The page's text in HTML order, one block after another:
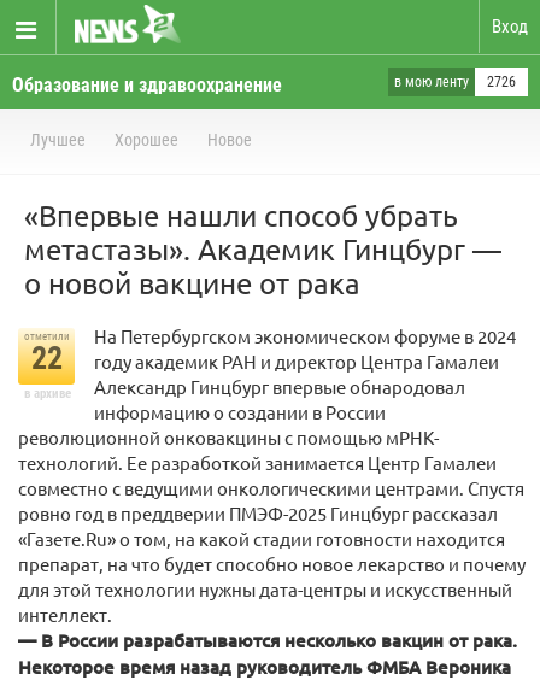
Вход
Образование и здравоохранение в мою ленту 2726
Лучшее Хорошее Новое
«Впервые нашли способ убрать
метастазы». Академик Гинцбург —
о новой вакцине от рака
отметили
22
в архиве
На Петербургском экономическом форуме в 2024
году академик РАН и директор Центра Гамалеи
Александр Гинцбург впервые обнародовал
информацию о создании в России
революционной онковакцины с помощью мРНК-
технологий. Ее разработкой занимается Центр Гамалеи
совместно с ведущими онкологическими центрами. Спустя
ровно год в преддверии ПМЭФ-2025 Гинцбург рассказал
«Газете.Ru» о том, на какой стадии готовности находится
препарат, на что будет способно новое лекарство и почему
для этой технологии нужны дата-центры и искусственный
интеллект.
— В России разрабатываются несколько вакцин от рака.
Некоторое время назад руководитель ФМБА Вероника